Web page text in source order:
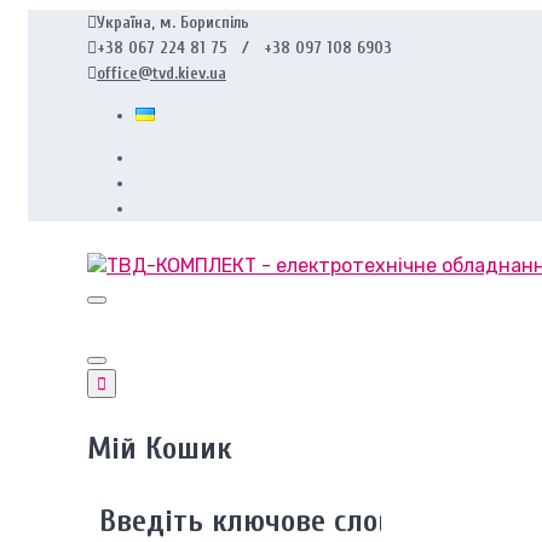
Україна, м. Бориспіль
+38 067 224 81 75 / +38 097 108 6903
office@tvd.kiev.ua
Мій Кошик